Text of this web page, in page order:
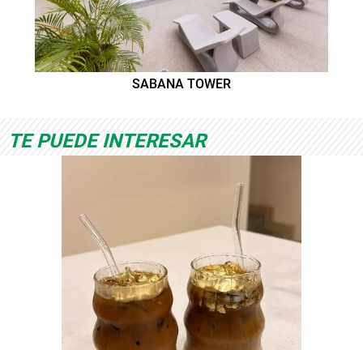
SABANA TOWER
TE PUEDE INTERESAR